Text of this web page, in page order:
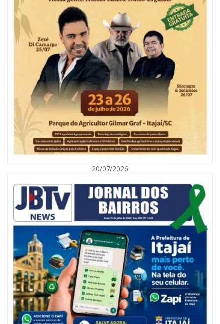
06/08/2026 | 10:04
Ação oferece testes rápidos para HIV, sífilis e hepatites nesta quinta (6) e
sexta-feira (7)
GERAL
20/07/2026